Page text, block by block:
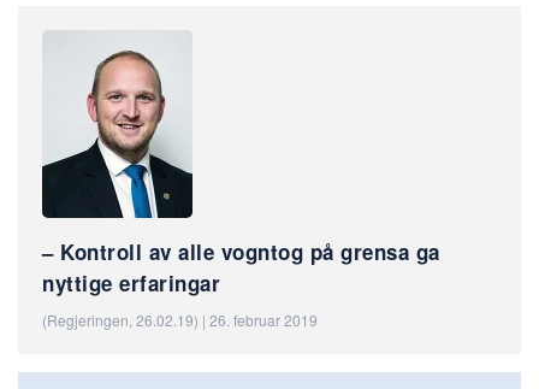
– Kontroll av alle vogntog på grensa ga
nyttige erfaringar
(Regjeringen, 26.02.19) | 26. februar 2019